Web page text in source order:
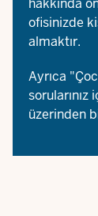
hakkında
ofisinizde
almaktır.
Ayrıca
üzerinden